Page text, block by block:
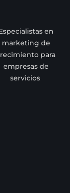
en
marketing de
para
empresas de
servicios